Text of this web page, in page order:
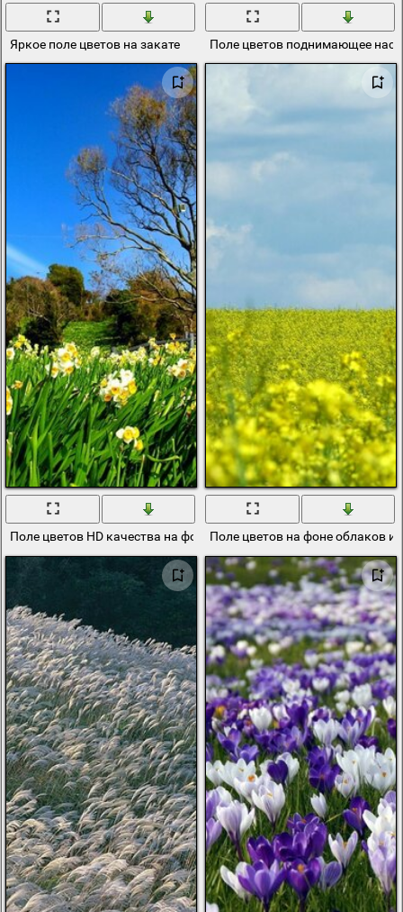
Яркое поле цветов на закате Поле цветов поднимающее
Поле цветов HD качества на фоне небаПоле цветов на фоне облаков и